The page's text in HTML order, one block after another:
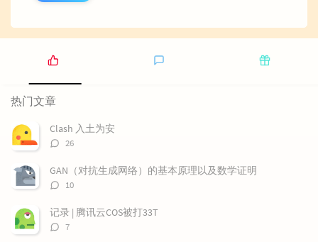
热
门
文
章
热门文章
Clash 入土为安
评
数：
26
GAN（对抗生成网络）的基本原理以及数学证明
评
数：
10
记录 | 腾讯云COS被打33T
评
7